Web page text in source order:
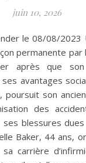
juin 10, 2026
permanente par
après que son
avantages
poursuit son
des
ses blessures
Baker, 44 ans,
sa carrière